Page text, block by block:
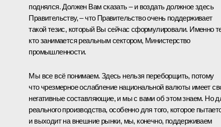
поднялся. Должен Вам сказать – и воздать должное здесь
Правительству, – что Правительство очень поддерживает
такой тезис, который Вы сейчас сформулировали. Именно
кто занимается реальным сектором, Министерство
промышленности.
Мы все всё понимаем. Здесь нельзя переборщить, потому
что чрезмерное ослабление национальной валюты имеет
негативные составляющие, и мы с вами об этом знаем. Но
реального производства, особенно для того, которое
и выходит на внешние рынки, мы, конечно, поддерживаем